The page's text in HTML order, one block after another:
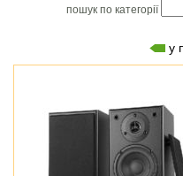
пошук по категорії
у